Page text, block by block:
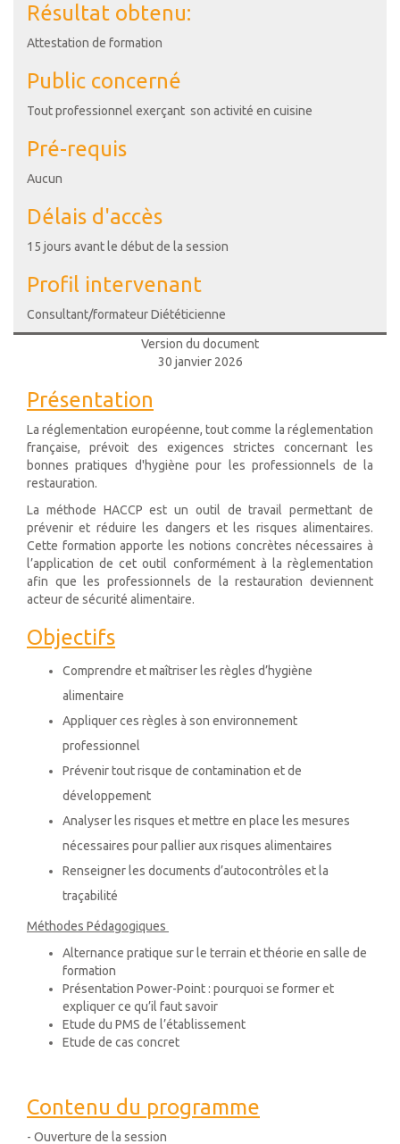
Résultat obtenu:
Attestation de formation
Public concerné
Tout professionnel exerçant son activité en cuisine
Pré-requis
Aucun
Délais d'accès
15 jours avant le début de la session
Profil intervenant
Consultant/formateur Diététicienne
Version du document
30 janvier 2026
Présentation
La réglementation européenne, tout comme la réglementation
française, prévoit des exigences strictes concernant les
bonnes pratiques d'hygiène pour les professionnels de la
restauration.
La méthode HACCP est un outil de travail permettant de
prévenir et réduire les dangers et les risques alimentaires.
Cette formation apporte les notions concrètes nécessaires à
l’application de cet outil conformément à la règlementation
afin que les professionnels de la restauration deviennent
acteur de sécurité alimentaire.
Objectifs
Comprendre et maîtriser les règles d’hygiène
alimentaire
Appliquer ces règles à son environnement
professionnel
Prévenir tout risque de contamination et de
développement
Analyser les risques et mettre en place les mesures
nécessaires pour pallier aux risques alimentaires
Renseigner les documents d’autocontrôles et la
traçabilité
Méthodes Pédagogiques
Alternance pratique sur le terrain et théorie en salle de
formation
Présentation Power-Point : pourquoi se former et
expliquer ce qu’il faut savoir
Etude du PMS de l’établissement
Etude de cas concret
Contenu du programme
- Ouverture de la session